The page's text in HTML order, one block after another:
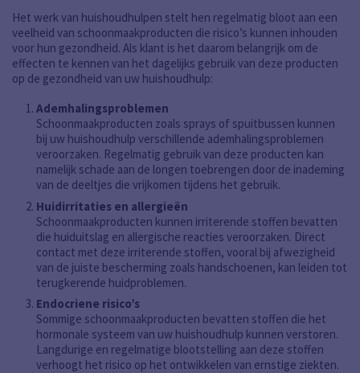
Het werk van huishoudhulpen stelt hen regelmatig bloot aan een
veelheid van schoonmaakproducten die risico’s kunnen inhouden
voor hun gezondheid. Als klant is het daarom belangrijk om de
effecten te kennen van het dagelijks gebruik van deze producten
op de gezondheid van uw huishoudhulp:
Ademhalingsproblemen
Schoonmaakproducten zoals sprays of spuitbussen kunnen
bij uw huishoudhulp verschillende ademhalingsproblemen
veroorzaken. Regelmatig gebruik van deze producten kan
namelijk schade aan de longen toebrengen door de inademing
van de deeltjes die vrijkomen tijdens het gebruik.
Huidirritaties en allergieën
Schoonmaakproducten kunnen irriterende stoffen bevatten
die huiduitslag en allergische reacties veroorzaken. Direct
contact met deze irriterende stoffen, vooral bij afwezigheid
van de juiste bescherming zoals handschoenen, kan leiden tot
terugkerende huidproblemen.
Endocriene risico’s
Sommige schoonmaakproducten bevatten stoffen die het
hormonale systeem van uw huishoudhulp kunnen verstoren.
Langdurige en regelmatige blootstelling aan deze stoffen
verhoogt het risico op het ontwikkelen van ernstige ziekten.